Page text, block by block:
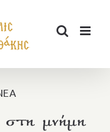
στη μνήμη